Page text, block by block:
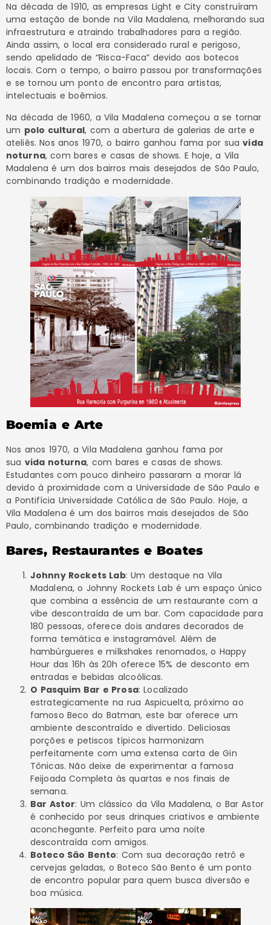
Na década de 1910, as empresas Light e City construíram
uma estação de bonde na Vila Madalena, melhorando sua
infraestrutura e atraindo trabalhadores para a região.
Ainda assim, o local era considerado rural e perigoso,
sendo apelidado de “Risca-Faca” devido aos botecos
locais. Com o tempo, o bairro passou por transformações
e se tornou um ponto de encontro para artistas,
intelectuais e boêmios.
Na década de 1960, a Vila Madalena começou a se tornar
um polo cultural, com a abertura de galerias de arte e
ateliês. Nos anos 1970, o bairro ganhou fama por suavida
noturna, com bares e casas de shows. E hoje, a Vila
Madalena é um dos bairros mais desejados de São Paulo,
combinando tradição e modernidade.
Boemia e Arte
Nos anos 1970, a Vila Madalena ganhou fama por
sua vida noturna, com bares e casas de shows.
Estudantes com pouco dinheiro passaram a morar lá
devido à proximidade com a Universidade de São Paulo e
a Pontifícia Universidade Católica de São Paulo. Hoje, a
Vila Madalena é um dos bairros mais desejados de São
Paulo, combinando tradição e modernidade.
Bares, Restaurantes e Boates
Johnny Rockets Lab: Um destaque na Vila
Madalena, o Johnny Rockets Lab é um espaço único
que combina a essência de um restaurante com a
vibe descontraída de um bar. Com capacidade para
180 pessoas, oferece dois andares decorados de
forma temática e instagramável. Além de
hambúrgueres e milkshakes renomados, o Happy
Hour das 16h às 20h oferece 15% de desconto em
entradas e bebidas alcoólicas.
O Pasquim Bar e Prosa: Localizado
estrategicamente na rua Aspicuelta, próximo ao
famoso Beco do Batman, este bar oferece um
ambiente descontraído e divertido. Deliciosas
porções e petiscos típicos harmonizam
perfeitamente com uma extensa carta de Gin
Tônicas. Não deixe de experimentar a famosa
Feijoada Completa às quartas e nos finais de
semana.
Bar Astor: Um clássico da Vila Madalena, o Bar Astor
é conhecido por seus drinques criativos e ambiente
aconchegante. Perfeito para uma noite
descontraída com amigos.
Boteco São Bento: Com sua decoração retrô e
cervejas geladas, o Boteco São Bento é um ponto
de encontro popular para quem busca diversão e
boa música.